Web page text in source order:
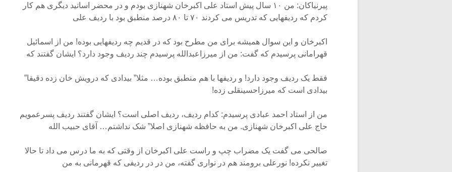
پیرنیاکان: من ۱۰ سال پیش استاد علی اکبرخان شهنازی بودم و در محضر اساتید دیگری هم کار
کردم که ردیفهایی که تدریس می کردند ۷۰ تا ۸۰ درصد منطبق بود با ردیف علی
اکبرخان و این سوال همیشه برای من مطرح بود که در قدیم چه ردیفهایی بوده! من از اسمائیل
قهرامانی پرسیدم که گفت: من از میرزاعبدالله پرسیدم چند ردیف وجود دارد؟ ایشان گفتند که
فقط یک ردیف وجود دارد! و ردیفها با هم منطبق بوده… مثلا” بیدادی که درویش خان زده دقیقا”
بیدادی است که میرزاحسینقلی زده!
من از استاد احمد عبادی پرسیدم: کدام ردیف، ردیف اصلی است؟ ایشان گفتند ردیف پسرعمویم
حاج علی اکبرخان شهنازی. من به حافظه شهنازی اصلا” شک نداشتم… آقای حبیب الله
صالحی می گفت یک مضراب چپ و راست علی اکبرخان از وقتی که به ما درس می داد تا حالا
تغییر نکرده! نورعلی برومند هم در نواری گفته، من در در ردیفی که قهرمانی به من